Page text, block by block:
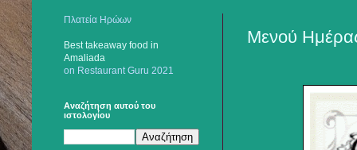
Μενού
Πλατεία Ηρώων
Best takeaway food in
Amaliada
on Restaurant Guru 2021
Αναζήτηση αυτού του
ιστολογίου